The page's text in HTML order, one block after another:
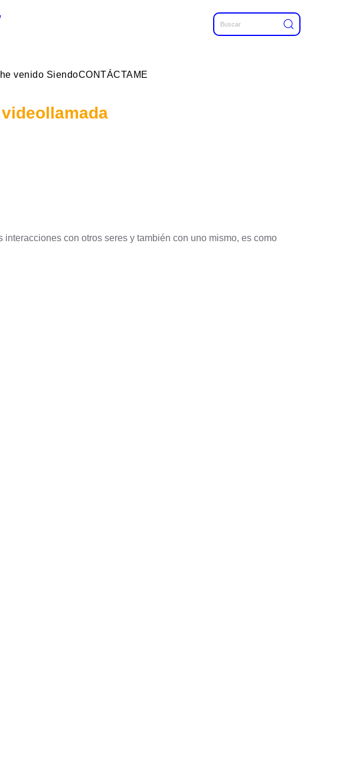
venido SiendoCONTÁCTAME
con otros seres y también con uno mismo, es como